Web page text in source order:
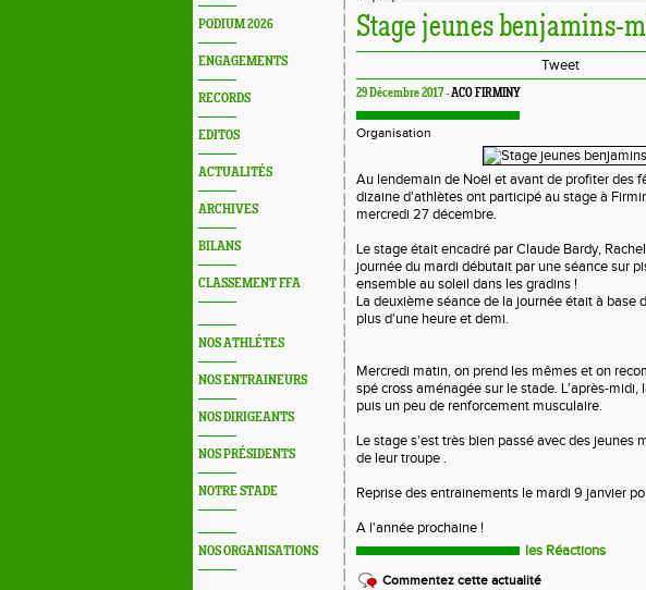
PODIUM 2026
ENGAGEMENTS
RECORDS
EDITOS
ACTUALITÉS
ARCHIVES
BILANS
CLASSEMENT FFA
NOS ATHLÉTES
NOS ENTRAINEURS
NOS DIRIGEANTS
NOS PRÉSIDENTS
NOTRE STADE
NOS ORGANISATIONS
Stage jeunes benjamins-
Tweet
29 Décembre 2017 -ACO FIRMINY
Organisation
Au lendemain de Noël et avant de profiter des
dizaine d'athlètes ont participé au stage à
mercredi 27 décembre.
Le stage était encadré par Claude Bardy,
journée du mardi débutait par une séance sur
ensemble au soleil dans les gradins !
La deuxième séance de la journée était à base
plus d'une heure et demi.
Mercredi matin, on prend les mêmes et on
spé cross aménagée sur le stade. L'après-
puis un peu de renforcement musculaire.
Le stage s'est très bien passé avec des jeunes
de leur troupe .
Reprise des entrainements le mardi 9 janvier
A l'année prochaine !
les Réactions
Commentez cette actualité